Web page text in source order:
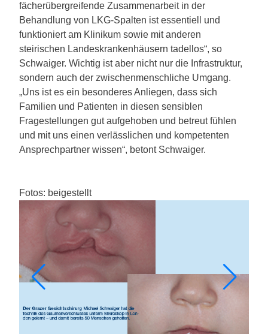
fächerübergreifende Zusammenarbeit in der
Behandlung von LKG-Spalten ist essentiell und
funktioniert am Klinikum sowie mit anderen
steirischen Landeskrankenhäusern tadellos“, so
Schwaiger. Wichtig ist aber nicht nur die Infrastruktur,
sondern auch der zwischenmenschliche Umgang.
„Uns ist es ein besonderes Anliegen, dass sich
Familien und Patienten in diesen sensiblen
Fragestellungen gut aufgehoben und betreut fühlen
und mit uns einen verlässlichen und kompetenten
Ansprechpartner wissen“, betont Schwaiger.
Fotos: beigestellt